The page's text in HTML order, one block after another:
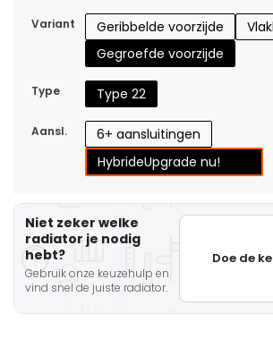
Variant Geribbelde voorzijde
Gegroefde voorzijde
Type Type 22
Aansl.
6+ aansluitingen
HybrideUpgrade nu!
Niet zeker welke
radiator je nodig
hebt?
Gebruik onze keuzehulp en
vind snel de juiste radiator.
Doe de